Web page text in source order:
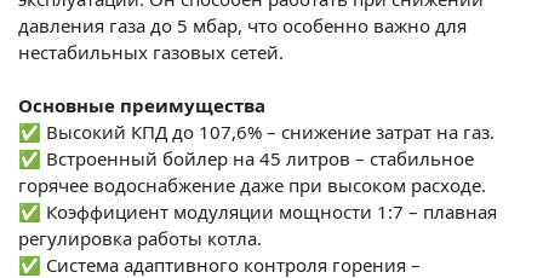
давления газа до 5 мбар, что особенно важно для
нестабильных газовых сетей.
Основные преимущества
✅ Высокий КПД до 107,6% – снижение затрат на газ.
✅ Встроенный бойлер на 45 литров – стабильное
горячее водоснабжение даже при высоком расходе.
✅ Коэффициент модуляции мощности 1:7 – плавная
регулировка работы котла.
✅ Система адаптивного контроля горения –